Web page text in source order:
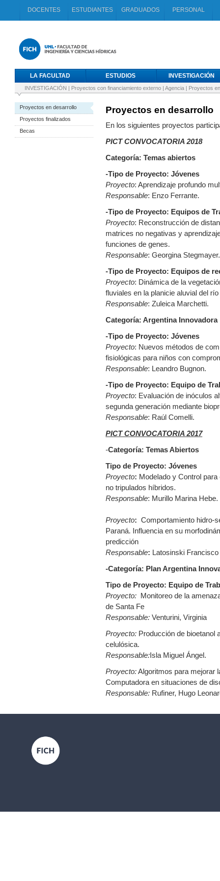
DOCENTES ESTUDIANTES GRADUADOS PERSONAL
LA FACULTAD ESTUDIOS INVESTIGACIÓN
INVESTIGACIÓN | Proyectos con financiamiento externo | Agencia | Proyectos
Proyectos en desarrollo
Proyectos finalizados
Becas
Proyectos en desarrollo
En los siguientes proyectos
PICT CONVOCATORIA 2018
Categoría: Temas abiertos
-Tipo de Proyecto: Jóvenes
Proyecto: Aprendizaje profundo
Responsable: Enzo Ferrante.
-Tipo de Proyecto: Equipos de
Proyecto: Reconstrucción de
matrices no negativas y
funciones de genes.
Responsable: Georgina Stegmayer.
-Tipo de Proyecto: Equipos de
Proyecto: Dinámica de la
fluviales en la planicie aluvial del
Responsable: Zuleica Marchetti.
Categoría: Argentina Innovadora
-Tipo de Proyecto: Jóvenes
Proyecto: Nuevos métodos de
fisiológicas para niños con
Responsable: Leandro Bugnon.
-Tipo de Proyecto: Equipo de
Proyecto: Evaluación de inóculos
segunda generación mediante
Responsable: Raúl Comelli.
PICT CONVOCATORIA 2017
-Categoría: Temas Abiertos
Tipo de Proyecto: Jóvenes
Proyecto: Modelado y Control
no tripulados híbridos.
Responsable: Murillo Marina Hebe.
Proyecto: Comportamiento hidro-
Paraná. Influencia en su
predicción
Responsable: Latosinski Francisco
-Categoría: Plan Argentina
Tipo de Proyecto: Equipo de
Proyecto: Monitoreo de la
de Santa Fe
Responsable: Venturini, Virginia
Proyecto: Producción de bioetanol
celulósica.
Responsable: Isla Miguel Ángel.
Proyecto:Algoritmos para
Computadora en situaciones de
Responsable: Rufiner, Hugo